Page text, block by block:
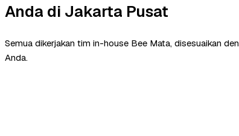
Anda di Jakarta Pusat
Semua dikerjakan tim in-house Bee Mata, disesuaikan
Anda.